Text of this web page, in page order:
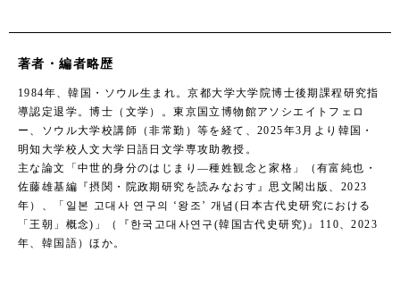
著者・編者略歴
1984年、韓国・ソウル生まれ。京都大学大学院博士後期課程研究指
導認定退学。博士（文学）。東京国立博物館アソシエイトフェロ
ー、ソウル大学校講師（非常勤）等を経て、2025年3月より韓国・
明知大学校人文大学日語日文学専攻助教授。
主な論文「中世的身分のはじまり―種姓観念と家格」（有富純也・
佐藤雄基編『摂関・院政期研究を読みなおす』思文閣出版、2023
年）、「일본 고대사 연구의 ‘왕조’ 개념(日本古代史研究における
「王朝」概念)」（『한국고대사연구(韓国古代史研究)』110、2023
年、韓国語）ほか。